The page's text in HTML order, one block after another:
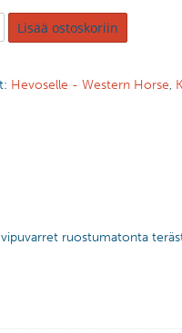
Lisää ostoskoriin
Hevoselle - Western Horse,
ruostumatonta